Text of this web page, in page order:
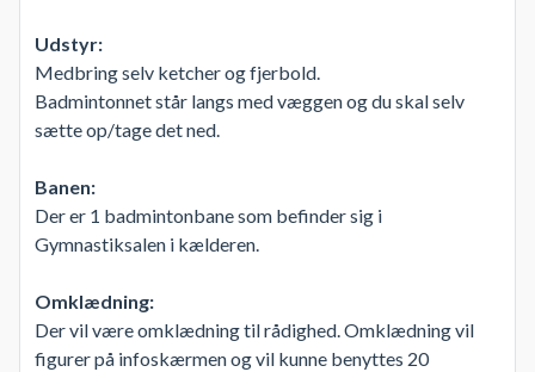
Udstyr:
Medbring selv ketcher og fjerbold.
Badmintonnet står langs med væggen og du skal selv
sætte op/tage det ned.
Banen:
Der er 1 badmintonbane som befinder sig i
Gymnastiksalen i kælderen.
Omklædning:
Der vil være omklædning til rådighed. Omklædning vil
figurer på infoskærmen og vil kunne benyttes 20